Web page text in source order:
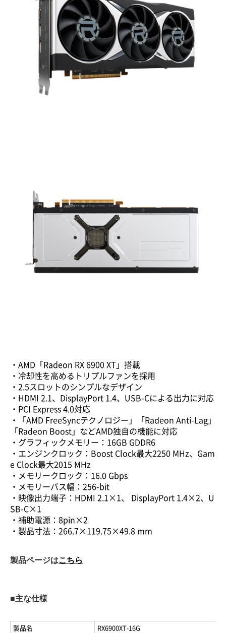
・AMD「Radeon RX 6900 XT」搭載
・冷却性を高めるトリプルファンを採用
・2.5スロットのシンプルなデザイン
・HDMI 2.1、DisplayPort 1.4、USB-Cによる出力に対応
・PCI Express 4.0対応
・「AMD FreeSyncテクノロジー」「Radeon Anti-Lag」
「Radeon Boost」などAMD独自の機能に対応
・グラフィックメモリー：16GB GDDR6
・エンジンクロック：Boost Clock最大2250 MHz、Gam
e Clock最大2015 MHz
・メモリークロック：16.0 Gbps
・メモリーバス幅：256-bit
・映像出力端子：HDMI 2.1×1、 DisplayPort 1.4×2、U
SB-C×1
・補助電源：8pin×2
・製品寸法：266.7×119.75×49.8 mm
製品ページはこちら
■主な仕様
製品名 RX6900XT-16G